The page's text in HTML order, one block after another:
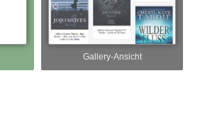
Gallery-Ansicht